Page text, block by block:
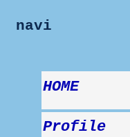
navi
HOME
Profile